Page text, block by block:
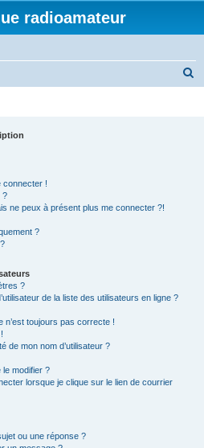
radioamateur
connecter !
?
ne peux à présent plus me connecter ?!
?
?
de la liste des utilisateurs en ligne ?
n’est toujours pas correcte !
de mon nom d’utilisateur ?
le modifier ?
lorsque je clique sur le lien de courrier
ou une réponse ?